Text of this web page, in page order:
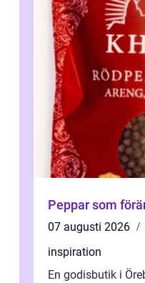
Peppar som
07 augusti 2026
inspiration
En godisbutik i